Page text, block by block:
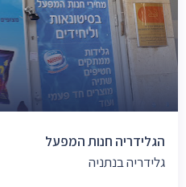
הגלידריה חנות המפעל
גלידריה בנתניה